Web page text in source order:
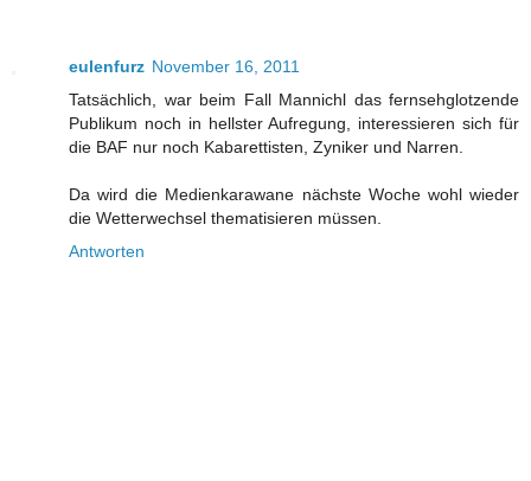
eulenfurz November 16, 2011
Tatsächlich, war beim Fall Mannichl das fernsehglotzende
Publikum noch in hellster Aufregung, interessieren sich für
die BAF nur noch Kabarettisten, Zyniker und Narren.
Da wird die Medienkarawane nächste Woche wohl wieder
die Wetterwechsel thematisieren müssen.
Antworten